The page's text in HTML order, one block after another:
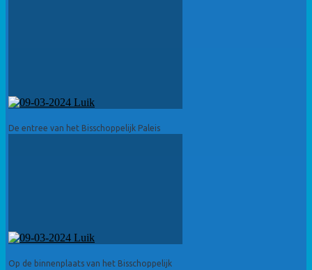
De entree van het Bisschoppelijk Paleis
Op de binnenplaats van het Bisschoppelijk